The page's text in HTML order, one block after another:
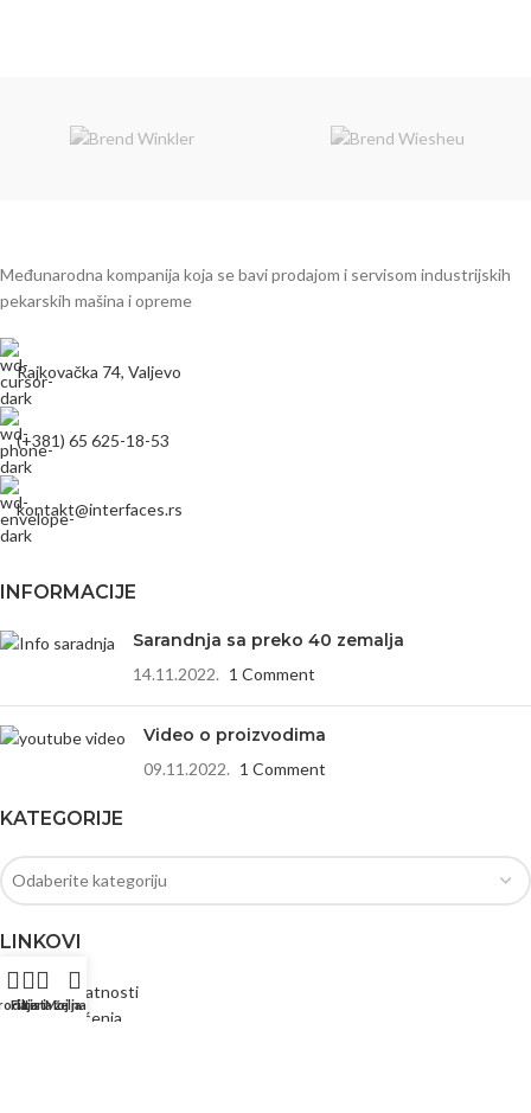
Međunarodna kompanija koja se bavi prodajom i servisom industrijskih
pekarskih mašina i opreme
Rajkovačka 74, Valjevo
(+381) 65 625-18-53
kontakt@interfaces.rs
INFORMACIJE
Sarandnja sa preko 40 zemalja
14.11.2022. 1 Comment
Video o proizvodima
09.11.2022. 1 Comment
KATEGORIJE
Odaberite kategoriju
LINKOVI
Politika privatnosti
Uslovi korišćenja
Filteri
Lista želja
Moj nalog